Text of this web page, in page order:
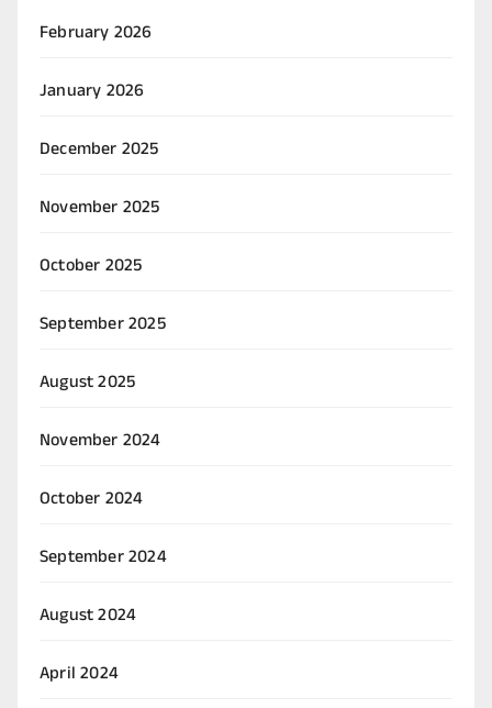
February 2026
January 2026
December 2025
November 2025
October 2025
September 2025
August 2025
November 2024
October 2024
September 2024
August 2024
April 2024